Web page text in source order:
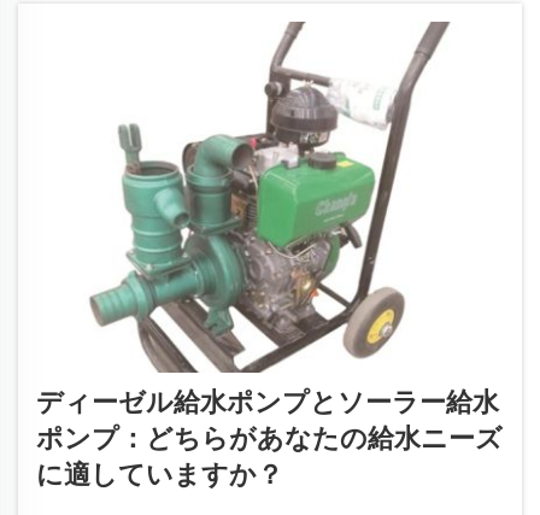
ディーゼル給水ポンプとソーラー給水
ポンプ：どちらがあなたの給水ニーズ
に適していますか？